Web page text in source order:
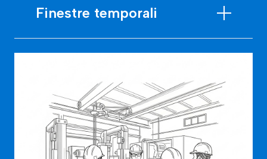
Finestre temporali